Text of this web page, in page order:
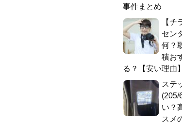
事件まとめ
【
セン
何？
積お
る？【安い理由】
ステ
(205/
い？
スメ